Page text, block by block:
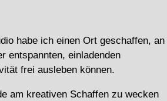
habe ich einen Ort geschaffen, an
entspannten, einladenden
frei ausleben können.
am kreativen Schaffen zu wecken